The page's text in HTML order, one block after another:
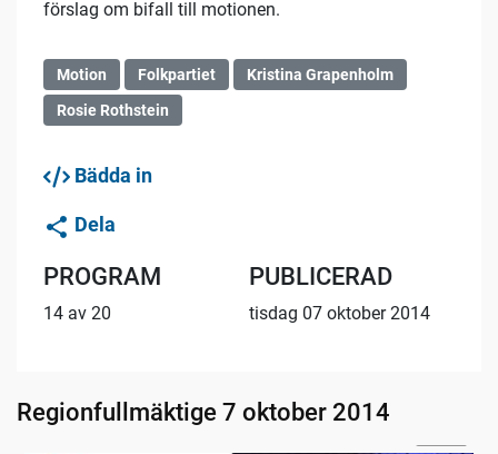
förslag om bifall till motionen.
Motion Folkpartiet
Kristina Grapenholm
Rosie Rothstein
Bädda in
Dela
PROGRAM
14 av 20
PUBLICERAD
tisdag 07 oktober 2014
Regionfullmäktige 7 oktober 2014